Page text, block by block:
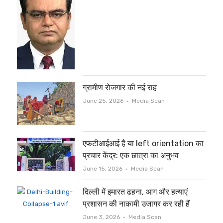
ग्रामीण रोजगार की नई राह
June 25, 2026 Author
Media Scan
एफटीआईआई है या left orientation का
प्रचार केंद्र: एक छात्रा का अनुभव
June 15, 2026 Author
Media Scan
दिल्ली में इमारत ढहना, आग और हत्याएं
प्रशासन की नाकामी उजागर कर रही हैं
June 3, 2026 Author
Media Scan